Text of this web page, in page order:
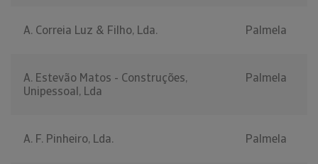
A. Correia Luz & Filho, Lda. Palmela
A. Estevão Matos - Construções,
Unipessoal, Lda
Palmela
A. F. Pinheiro, Lda. Palmela